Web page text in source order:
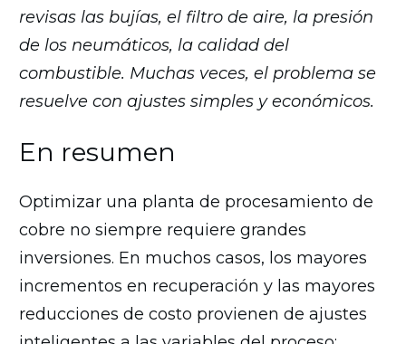
revisas las bujías, el filtro de aire, la presión
de los neumáticos, la calidad del
combustible. Muchas veces, el problema se
resuelve con ajustes simples y económicos.
En resumen
Optimizar una planta de procesamiento de
cobre no siempre requiere grandes
inversiones. En muchos casos, los mayores
incrementos en recuperación y las mayores
reducciones de costo provienen de ajustes